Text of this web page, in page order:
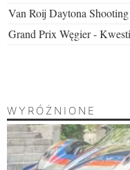
Van Roij Daytona
Grand Prix Węgier -
WYRÓŻNIONE